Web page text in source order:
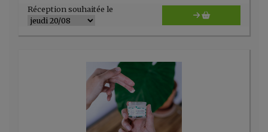
Réception souhaitée le